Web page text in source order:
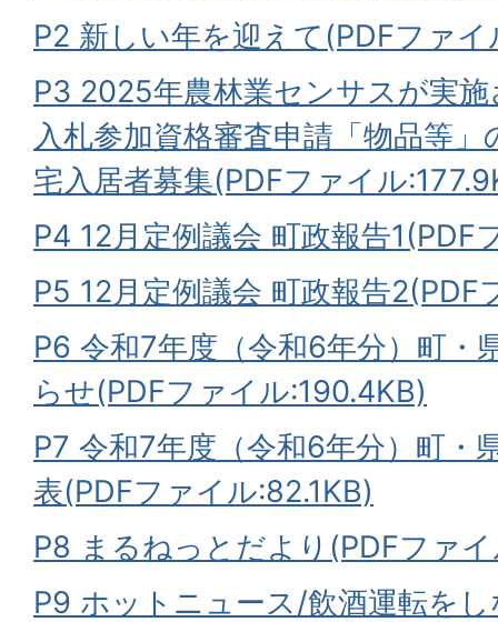
P2 新しい年を迎えて(PDFファ
P3 2025年農林業センサスが実
入札参加資格審査申請「物品等
宅入居者募集(PDFファイル
P4 12月定例議会 町政報告1(PDF
P5 12月定例議会 町政報告2(PDF
P6 令和7年度（令和6年分）町・
らせ(PDFファイル:190.4KB)
P7 令和7年度（令和6年分）町・
表(PDFファイル:82.1KB)
P8 まるねっとだより(PDFファ
P9 ホットニュース/飲酒運転を